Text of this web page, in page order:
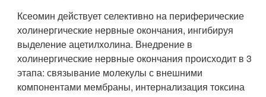
Ксеомин действует селективно на периферические
холинергические нервные окончания, ингибируя
выделение ацетилхолина. Внедрение в
холинергические нервные окончания происходит в 3
этапа: связывание молекулы с внешними
компонентами мембраны, интернализация токсина